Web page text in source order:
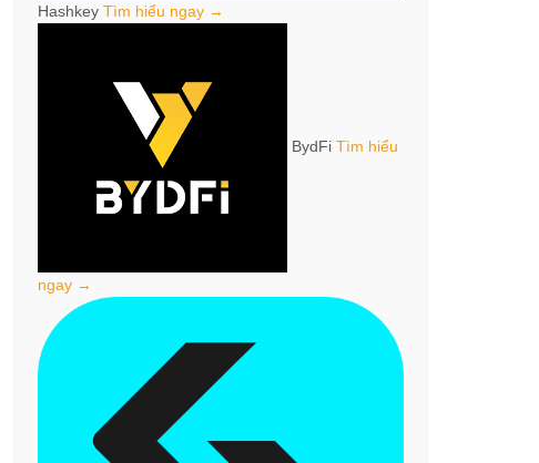
Hashkey Tìm hiểu ngay →
BydFi Tìm hiểu
ngay →